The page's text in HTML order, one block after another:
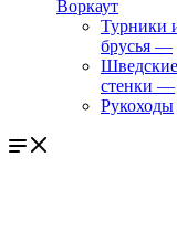
Воркаут
Турники
брусья —
Шведские
стенки —
Рукоходы